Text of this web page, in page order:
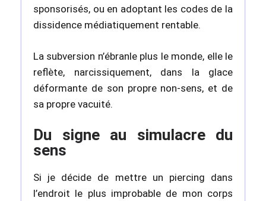
sponsorisés, ou en adoptant les codes de la
dissidence médiatiquement rentable.
La subversion n’ébranle plus le monde, elle le
reflète, narcissiquement, dans la glace
déformante de son propre non-sens, et de
sa propre vacuité.
Du signe au simulacre du
sens
Si je décide de mettre un piercing dans
l’endroit le plus improbable de mon corps